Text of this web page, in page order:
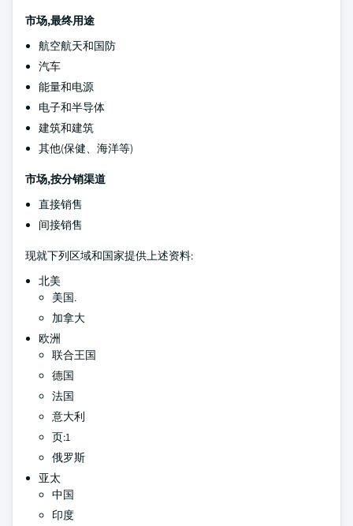
市场,最终用途
航空航天和国防
汽车
能量和电源
电子和半导体
建筑和建筑
其他(保健、海洋等)
市场,按分销渠道
直接销售
间接销售
现就下列区域和国家提供上述资料:
北美
美国.
加拿大
欧洲
联合王国
德国
法国
意大利
页:1
俄罗斯
亚太
中国
印度